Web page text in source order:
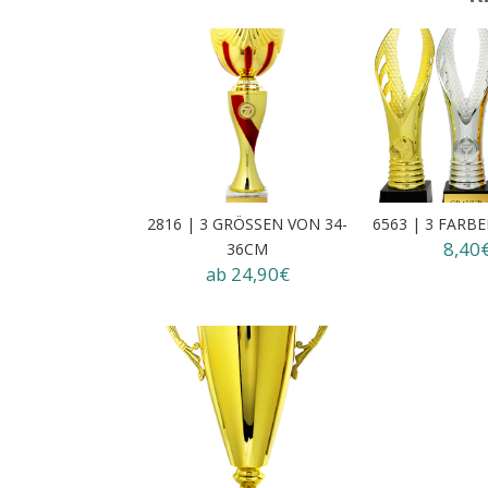
2816 | 3 GRÖSSEN VON 34-3
6CM
ab 24,90€
6563 | 3